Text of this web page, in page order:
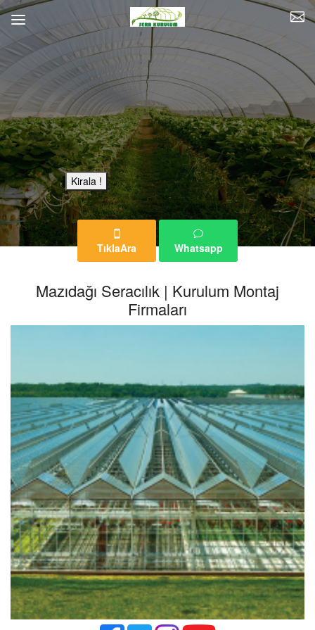
TıklaAra Whatsapp
Bu Reklam Sayfası Kiralıktır.
Kirala !
Mazıdağı Seracılık | Kurulum Montaj
Firmaları